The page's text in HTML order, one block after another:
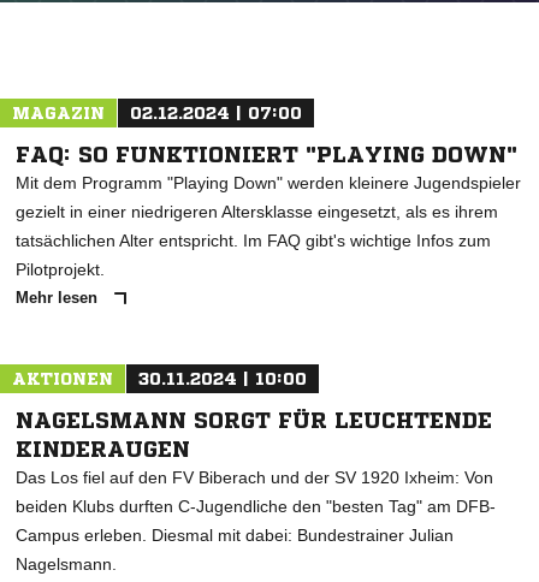
MAGAZIN 02.12.2024 | 07:00
FAQ: SO FUNKTIONIERT "PLAYING DOWN"
Mit dem Programm "Playing Down" werden kleinere Jugendspieler
gezielt in einer niedrigeren Altersklasse eingesetzt, als es ihrem
tatsächlichen Alter entspricht. Im FAQ gibt's wichtige Infos zum
Pilotprojekt.
Mehr lesen
AKTIONEN 30.11.2024 | 10:00
NAGELSMANN SORGT FÜR LEUCHTENDE
KINDERAUGEN
Das Los fiel auf den FV Biberach und der SV 1920 Ixheim: Von
beiden Klubs durften C-Jugendliche den "besten Tag" am DFB-
Campus erleben. Diesmal mit dabei: Bundestrainer Julian
Nagelsmann.